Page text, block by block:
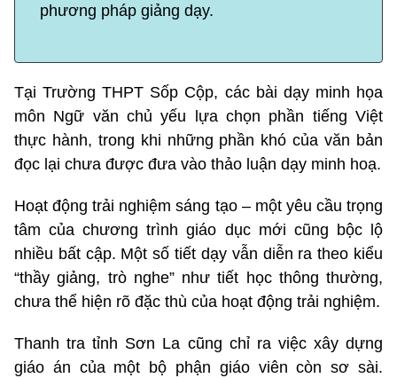
phương pháp giảng dạy.
Tại Trường THPT Sốp Cộp, các bài dạy minh họa
môn Ngữ văn chủ yếu lựa chọn phần tiếng Việt
thực hành, trong khi những phần khó của văn bản
đọc lại chưa được đưa vào thảo luận dạy minh hoạ.
Hoạt động trải nghiệm sáng tạo – một yêu cầu trọng
tâm của chương trình giáo dục mới cũng bộc lộ
nhiều bất cập. Một số tiết dạy vẫn diễn ra theo kiểu
“thầy giảng, trò nghe” như tiết học thông thường,
chưa thể hiện rõ đặc thù của hoạt động trải nghiệm.
Thanh tra tỉnh Sơn La cũng chỉ ra việc xây dựng
giáo án của một bộ phận giáo viên còn sơ sài.